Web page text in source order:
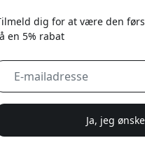
dig for at være den
en 5% rabat
Ja, jeg